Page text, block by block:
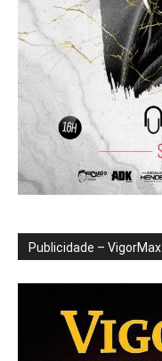
Publicidade – VigorMax